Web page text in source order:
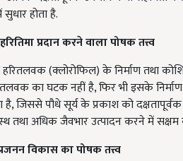
होता है.
हरितिमा प्रदान करने वाला पोषक तत्त्व
हरितलवक (क्लोरोफिल) के निर्माण तथा
का घटक नहीं है, फिर भी इसके निर्माण
है, जिससे पौधे सूर्य के प्रकाश को
तथा अधिक जैवभार उत्पादन करने में सक्षम
विकास का पोषक तत्त्व